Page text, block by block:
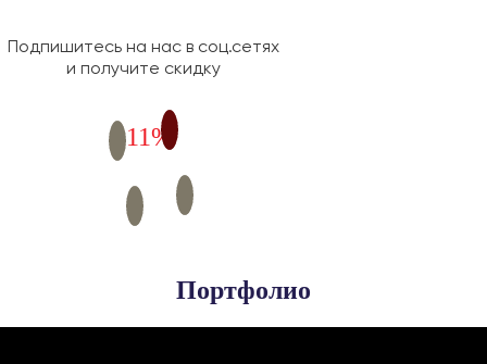
Подпишитесь на нас в соц.сетях
и получите скидку
11%
Портфолио